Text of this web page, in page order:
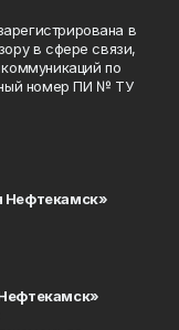
в
в сфере связи,
по
номер ПИ № ТУ
Нефтекамск»